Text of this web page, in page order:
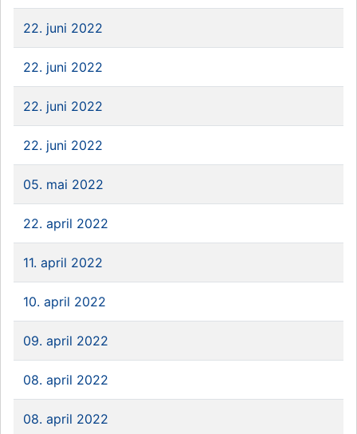
22. juni 2022
22. juni 2022
22. juni 2022
22. juni 2022
05. mai 2022
22. april 2022
11. april 2022
10. april 2022
09. april 2022
08. april 2022
08. april 2022